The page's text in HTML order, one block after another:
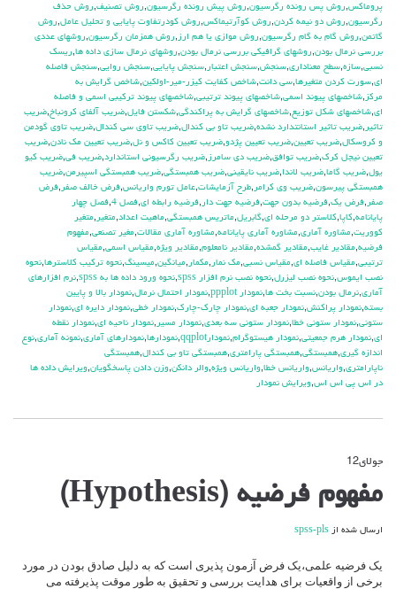
پروماكس,روش پس رونده رگرسيون,روش پيش رونده رگرسيون,روش تصنيف,روش حذف
رگرسيون,روش دو نيمه كردن,روش كوآرتيماكس,روش كودرتفاوت پايايي و تحليل عامل,روش
گاتمن,روش گام به گام رگرسيون,روش موازي يا هم ارز ,روش همزمان رگرسيون,روشهاي عددي
بررسي نرمال بودن,روشهاي گرافيكي بررسي نرمال بودن,روشهاي نرمال سازي داده ها,ريسك
نسبي,سازه,سطح معناداري,سنجش,سنجش اعتبار ,سنجش پايايي,سنجش روايي,سنجش فاصله
اي,سورت كردن متغيرها,سي دانت,شاخص كفايت كيزر-مير-اولكين,شاخص گرايش به
مركز ,شاخصهاي پيوند اسمي,شاخصهاي پيوند ترتيبي,شاخصهاي پيوند تركيبي اسمي و فاصله
اي,شاخصهاي شكل توزيع,شاخصهاي گرايش به پراكندگي,شكستن فايل,ضريب آلفاي کرونباخ,ضريب
تاثير ,ضريب تاثير استانتدارد نشده,ضريب تاو بي كندال,ضريب تاوي سي كندال,ضريب تاوي گودمن
و كروسكال,ضريب تعيين,ضريب تعيين پژدو,ضريب تعيين كاكس و نل,ضريب تعيين مك نادن,ضريب
تعيين نيجل كرك,ضريب توافق,ضريب دي سامرز ,ضريب رگرسيوني استاندارد,ضريب في,ضريب كيو
يول,ضريب گاما,ضريب لاندا,ضريب نايقيني,ضريب همبستگي,ضريب همبستگي اسپيرمن,ضريب
همبستگي پيرسون,ضريب وي كرامر ,طرح آزمايشات,عامل تورم واريانس,فرض خالف صفر ,فرض
صفر ,فرض يك,فرضيه بدون جهت,فرضيه جهت دار ,فرضيه رابطه اي,فصل 4 ,فصل چهار
پايانامه,كاپا,كلاستر دو مرحله اي,گابريل,ماتريس همبستگي,ماهيت اعداد,متغير ,متغير
كووريت,مشاوره آماري,مشاوره آماري پايانامه,مشاوره آماري مقالات,مغير تصنعي,مفهوم
فرضيه,مقادير غايب,مقادير گمشده,مقادير نامعلوم,مقادير ويژه,مقياس اسمي,مقياس
ترتيبي,مقياس فاصله اي,مقياس نسبي,مك نمار ,مكمار ,ميانگين,ميسينگ,نحوه تركيب كلاسترها,نحوه
نصب ايموس,نحوه نصب ليزرل,نحوه نصب نرم افزار spss ,نحوه ورود داده ها به spss ,نرم افزارهاي
آماري,نرمال بودن,نسبت بخت ها,نمودار ppplot ,نمودار احتمال نرمال,نمودار بالا و پايين
بسته,نمودار پراكنش,نمودار جعبه اي,نمودار چارك-چارك,نمودار خطي,نمودار دايره اي,نمودار
ستوني,نمودار ستوني خطا,نمودار ستوني سه بعدي,نمودار مسير ,نمودار ناحيه اي,نمودار نقطه
اي,نمودار هرم جمعيتي,نمودار هيستوگرام,نمودارqqplot ,نمودارها,نمودارهاي آماري,نمونه آماري,نوع
اندازه گيري,همبستگي,همبستگي پارامتري,همبستگي تاو بي کندال,همبستگي
ناپارامتري,واريانس,واريانس خطا,واريانس ويژه,والر دانكن,وزن دادن پاسخگويان,ويرايش داده ها
در اس پي اس اس,ويرايش نمودار
جولای12
مفهوم
فرضیه
مفهوم فرضیه (Hypothesis)
ارسال شده از spss-pls
یک فرضیه علمی،یک فرض آزمون پذیری است که به دلیل صادق بودن در مورد
برخی از واقعیات برای هدایت بررسی و تحقیق به طور موقت پذیرفته می